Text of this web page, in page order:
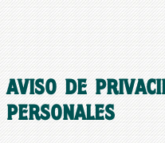
AVISO DE
PERSONALES